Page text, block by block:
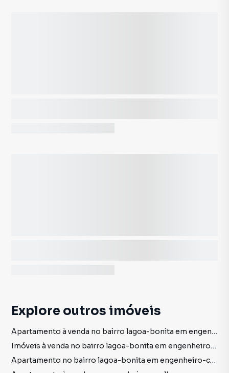
Explore outros imóveis
Apartamento à venda no bairro lagoa-bonita em engenheiro-coelho sp com 1 dormitório
Imóveis à venda no bairro lagoa-bonita em engenheiro-coelho sp
Apartamento no bairro lagoa-bonita em engenheiro-coelho sp